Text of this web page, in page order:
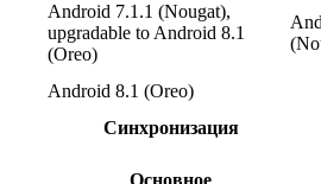
Android 7.1.1 (Nougat),
upgradable to Android 8.1
(Oreo)
Android 8.1 (Oreo)
Синхронизация